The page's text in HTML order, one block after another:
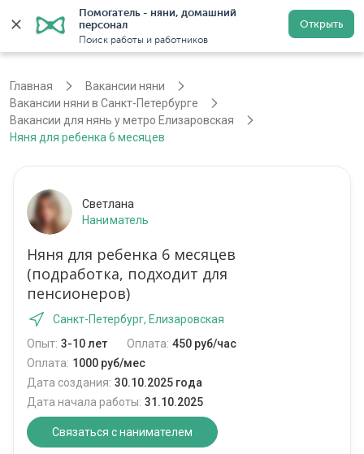
Помогатель - няни, домашний
персонал
Поиск работы и работников
Открыть
Санкт-Петербург Регистрация
Главная
Вакансии няни
Вакансии няни в Санкт-Петербурге
Вакансии для нянь у метро Елизаровская
Няня для ребенка 6 месяцев
Светлана
Наниматель
Няня для ребенка 6 месяцев
(подработка, подходит для
пенсионеров)
Санкт-Петербург, Елизаровская
Опыт: 3-10 лет Оплата: 450 руб/час
Оплата: 1000 руб/мес
Дата создания: 30.10.2025 года
Дата начала работы: 31.10.2025
Связаться с нанимателем